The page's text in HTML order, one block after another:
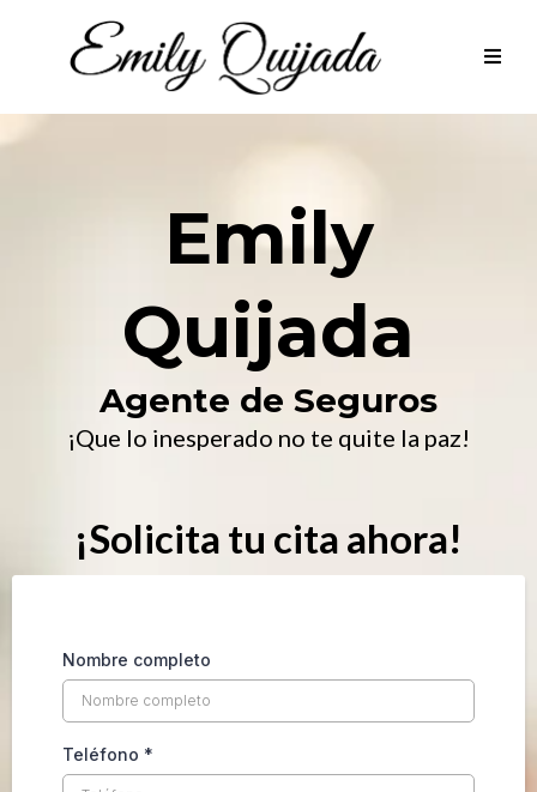
Emily
Quijada
Agente de Seguros
¡Que lo inesperado no te quite la paz!
¡Solicita tu cita ahora!
Nombre completo
Teléfono *